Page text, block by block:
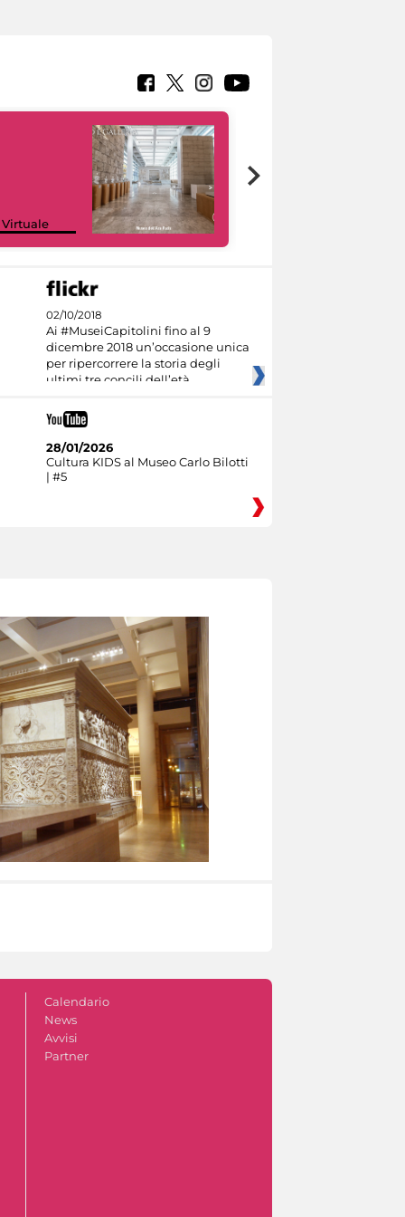
Virtuale
02/10/2018
Ai #MuseiCapitolini fino al 9
dicembre 2018 un’occasione unica
per ripercorrere la storia degli
ultimi tre concili dell’età
28/01/2026
Cultura KIDS al Museo Carlo Bilotti
| #5
Calendario
News
Avvisi
Partner